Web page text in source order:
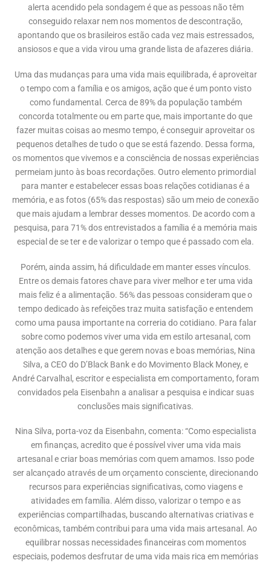
alerta acendido pela sondagem é que as pessoas não têm
conseguido relaxar nem nos momentos de descontração,
apontando que os brasileiros estão cada vez mais estressados,
ansiosos e que a vida virou uma grande lista de afazeres diária.
Uma das mudanças para uma vida mais equilibrada, é aproveitar
o tempo com a família e os amigos, ação que é um ponto visto
como fundamental. Cerca de 89% da população também
concorda totalmente ou em parte que, mais importante do que
fazer muitas coisas ao mesmo tempo, é conseguir aproveitar os
pequenos detalhes de tudo o que se está fazendo. Dessa forma,
os momentos que vivemos e a consciência de nossas experiências
permeiam junto às boas recordações. Outro elemento primordial
para manter e estabelecer essas boas relações cotidianas é a
memória, e as fotos (65% das respostas) são um meio de conexão
que mais ajudam a lembrar desses momentos. De acordo com a
pesquisa, para 71% dos entrevistados a família é a memória mais
especial de se ter e de valorizar o tempo que é passado com ela.
Porém, ainda assim, há dificuldade em manter esses vínculos.
Entre os demais fatores chave para viver melhor e ter uma vida
mais feliz é a alimentação. 56% das pessoas consideram que o
tempo dedicado às refeições traz muita satisfação e entendem
como uma pausa importante na correria do cotidiano. Para falar
sobre como podemos viver uma vida em estilo artesanal, com
atenção aos detalhes e que gerem novas e boas memórias, Nina
Silva, a CEO do D’Black Bank e do Movimento Black Money, e
André Carvalhal, escritor e especialista em comportamento, foram
convidados pela Eisenbahn a analisar a pesquisa e indicar suas
conclusões mais significativas.
Nina Silva, porta-voz da Eisenbahn, comenta: “Como especialista
em finanças, acredito que é possível viver uma vida mais
artesanal e criar boas memórias com quem amamos. Isso pode
ser alcançado através de um orçamento consciente, direcionando
recursos para experiências significativas, como viagens e
atividades em família. Além disso, valorizar o tempo e as
experiências compartilhadas, buscando alternativas criativas e
econômicas, também contribui para uma vida mais artesanal. Ao
equilibrar nossas necessidades financeiras com momentos
especiais, podemos desfrutar de uma vida mais rica em memórias